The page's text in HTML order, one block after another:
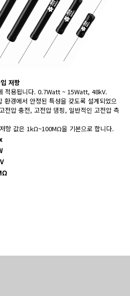
저항
적용됩니다. 0.7Watt ~ 15Watt, 48kV.
환경에서 안정된 특성을 갖도록 설계되었으
전압 충전, 고전압 댐핑, 일반적인 고전압 측
항 값은 1kΩ~100MΩ을 기본으로 합니다.